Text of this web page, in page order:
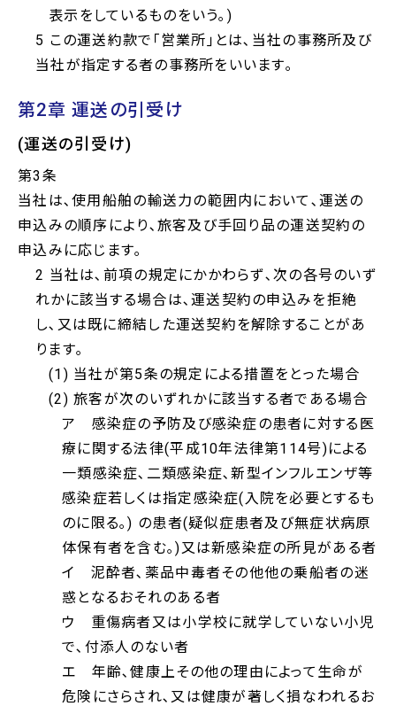
表示をしているものをいう｡)
5 この運送約款で｢営業所｣とは､当社の事務所及び
当社が指定する者の事務所をいいます｡
第2章 運送の引受け
(運送の引受け)
第3条
当社は､使用船舶の輸送力の範囲内において､運送の
申込みの順序により､旅客及び手回り品の運送契約の
申込みに応じます｡
2 当社は､前項の規定にかかわらず､次の各号のいず
れかに該当する場合は､運送契約の申込みを拒絶
し､又は既に締結した運送契約を解除することがあ
ります｡
(1) 当社が第5条の規定による措置をとった場合
(2) 旅客が次のいずれかに該当する者である場合
ア 感染症の予防及び感染症の患者に対する医
療に関する法律(平成10年法律第114号)による
一類感染症､二類感染症､新型インフルエンザ等
感染症若しくは指定感染症(入院を必要とするも
のに限る｡) の患者(疑似症患者及び無症状病原
体保有者を含む｡)又は新感染症の所見がある者
イ 泥酔者､薬品中毒者その他他の乗船者の迷
惑となるおそれのある者
ウ 重傷病者又は小学校に就学していない小児
で､付添人のない者
エ 年齢､健康上その他の理由によって生命が
危険にさらされ､又は健康が著しく損なわれるお